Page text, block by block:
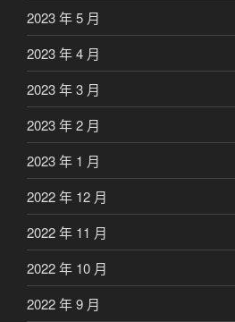
2023 年 5 月
2023 年 4 月
2023 年 3 月
2023 年 2 月
2023 年 1 月
2022 年 12 月
2022 年 11 月
2022 年 10 月
2022 年 9 月